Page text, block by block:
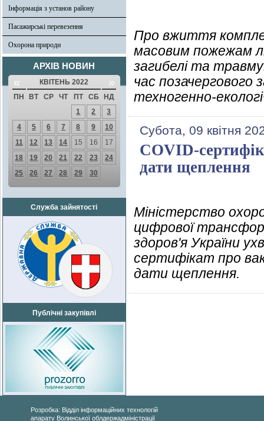
Інформація з установ району
Пасажирські перевезення
Охорона природи
АРХІВ НОВИН
« КВІТЕНЬ 2022 »
ПН ВТ СР ЧТ ПТ СБ
НД
1
2
3
4
5 6 7 8 9
10
11
12 13 14 15 16
17
18
19 20 21 22 23
24
25
26 27 28 29 30
Служба зайнятості
Публічні закупівлі
Про вжиття
масовим пожежам
загибелі та
час позачергового
техногенно-
Субота, 09 квітня
COVID-
дати щеплення
Міністерство
цифрової
здоров'я України
сертифікат про
дати щеплення.
Розробка: Відділ інформаційних технологій
апарату Волинської облдержадміністрації